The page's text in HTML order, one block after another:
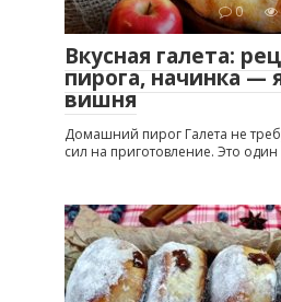
0
Вкусная галета:
пирога, начинка —
вишня
Домашний пирог Галета не
сил на приготовление. Это один